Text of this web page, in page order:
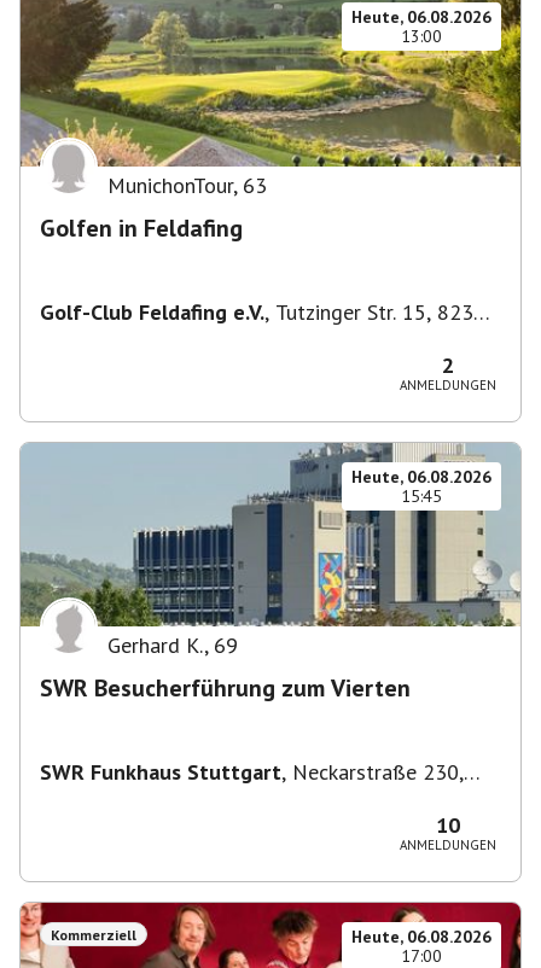
Heute, 06.08.2026
13:00
MunichonTour, 63
Golfen in Feldafing
Golf-Club Feldafing e.V., Tutzinger Str. 15, 82340
2
ANMELDUNGEN
Heute, 06.08.2026
15:45
Gerhard K., 69
SWR Besucherführung zum Vierten
SWR Funkhaus Stuttgart, Neckarstraße 230,
10
ANMELDUNGEN
Kommerziell
Heute, 06.08.2026
17:00